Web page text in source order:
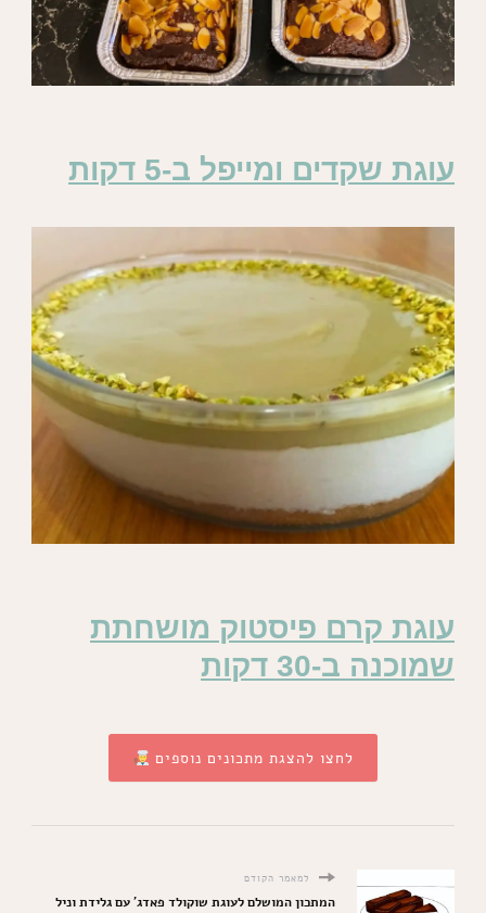
עוגת שקדים ומייפל ב-5 דקות
עוגת קרם פיסטוק מושחתת
שמוכנה ב-30 דקות
לחצו להצגת מתכונים נוספים
למאמר הקודם
המתכון המושלם לעוגת שוקולד פאדג' עם גלידת וניל